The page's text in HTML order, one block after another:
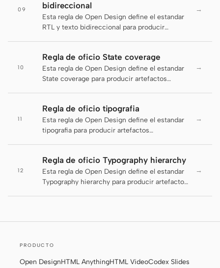
CASOS DE USO
Prototipo Panel
Diapositivas Imagen
Vídeo Sistema de diseño
Creador en solitario Diseñador
Ingeniería
Marketing
HERRAMIENTAS
Generador de prototipos
Generador de páginas
09
bidireccional
Esta regla de Open Design define el estandar
RTL y texto bidireccional para producir
→
10
Regla de oficio State coverage
Esta regla de Open Design define el estandar
State coverage para producir artefactos
→
11
Regla de oficio tipografia
Esta regla de Open Design define el estandar
tipografia para producir artefactos
→
12
Regla de oficio Typography hierarchy
Esta regla de Open Design define el estandar
Typography hierarchy para producir artefactos
→
PRODUCTO
Open DesignHTML AnythingHTML VideoCodex Slides